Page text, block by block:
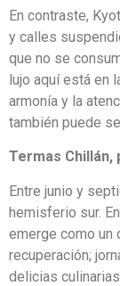
En contraste,
y calles
que no se
lujo aquí está en
armonía y la
también puede
Termas Chillán,
Entre junio y
hemisferio sur.
emerge como un
recuperación;
delicias